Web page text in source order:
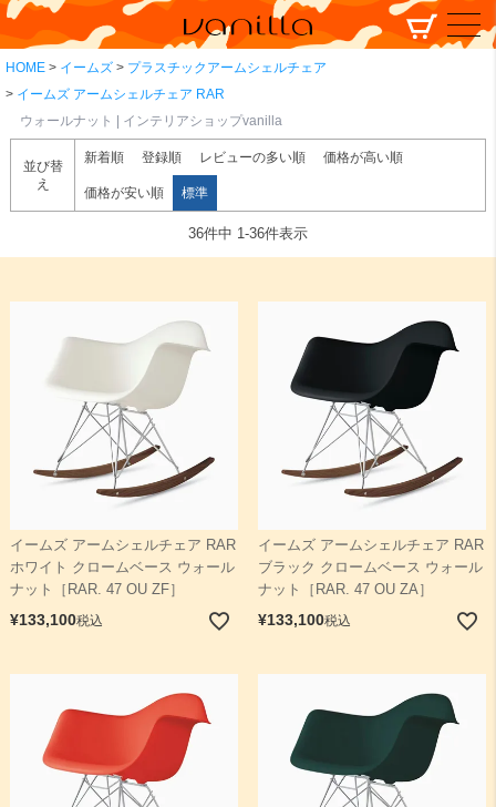
HOME イームズ
プラスチックアームシェルチェア
イームズ アームシェルチェア RAR
ウォールナット | インテリアショップvanilla
検索
並び替
え
新着順 登録順 レビューの多い順 価格が高い順
価格が安い順 標準
36件中 1-36件表示
イームズ アームシェルチェア RAR
ホワイト クロームベース ウォール
ナット［RAR. 47 OU ZF］
¥133,100税込
イームズ アームシェルチェア RAR
ブラック クロームベース ウォール
ナット［RAR. 47 OU ZA］
¥133,100税込